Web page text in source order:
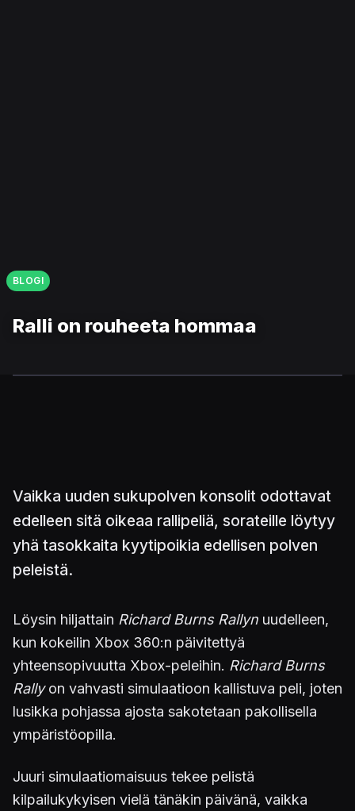
BLOGI
Ralli on rouheeta hommaa
Vaikka uuden sukupolven konsolit odottavat
edelleen sitä oikeaa rallipeliä, sorateille löytyy
yhä tasokkaita kyytipoikia edellisen polven
peleistä.
Löysin hiljattain Richard Burns Rallyn uudelleen,
kun kokeilin Xbox 360:n päivitettyä
yhteensopivuutta Xbox-peleihin. Richard Burns
Rallyon vahvasti simulaatioon kallistuva peli, joten
lusikka pohjassa ajosta sakotetaan pakollisella
ympäristöopilla.
Juuri simulaatiomaisuus tekee pelistä
kilpailukykyisen vielä tänäkin päivänä, vaikka